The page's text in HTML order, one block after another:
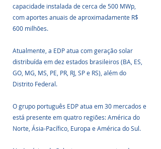
capacidade instalada de cerca de 500 MWp,
com aportes anuais de aproximadamente R$
600 milhões.
Atualmente, a EDP atua com geração solar
distribuída em dez estados brasileiros (BA, ES,
GO, MG, MS, PE, PR, RJ, SP e RS), além do
Distrito Federal.
O grupo português EDP atua em 30 mercados e
está presente em quatro regiões: América do
Norte, Ásia-Pacífico, Europa e América do Sul.